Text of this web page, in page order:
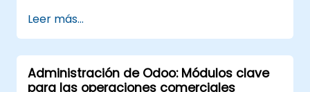
para obtener información sobre las
ventas.
Implementar reglas de automatización y
flujos de trabajo en Salesforce.
Leer más...
Administración de Odoo: Módulos clave
para las operaciones comerciales